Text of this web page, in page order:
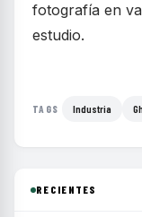
fotografía en
estudio.
TAGS Industria
RECIENTES